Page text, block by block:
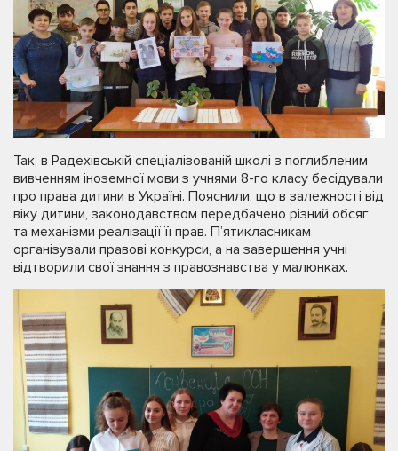
Так, в Радехівській спеціалізованій школі з поглибленим
вивченням іноземної мови з учнями 8-го класу бесідували
про права дитини в Україні. Пояснили, що в залежності від
віку дитини, законодавством передбачено різний обсяг
та механізми реалізації її прав. П’ятикласникам
організували правові конкурси, а на завершення учні
відтворили свої знання з правознавства у малюнках.